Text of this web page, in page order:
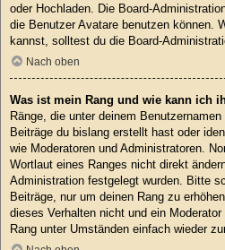
oder Hochladen. Die Board-
die Benutzer Avatare benutzen können.
kannst, solltest du die Board-
Nach oben
Was ist mein Rang und wie kann ich
Ränge, die unter deinem
Beiträge du bislang erstellt hast oder
wie Moderatoren und Administratoren.
Wortlaut eines Ranges nicht direkt
Administration festgelegt wurden. Bitte
Beiträge, nur um deinen Rang zu
dieses Verhalten nicht und ein
Rang unter Umständen einfach wieder